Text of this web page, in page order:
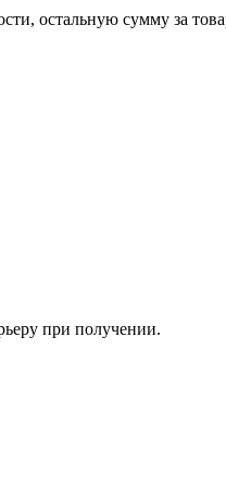
остальную сумму за
при получении.